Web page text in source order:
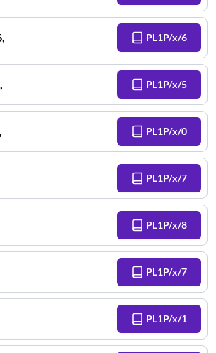
, PL1P/x/6
, PL1P/x/5
, PL1P/x/0
PL1P/x/7
PL1P/x/8
PL1P/x/7
PL1P/x/1